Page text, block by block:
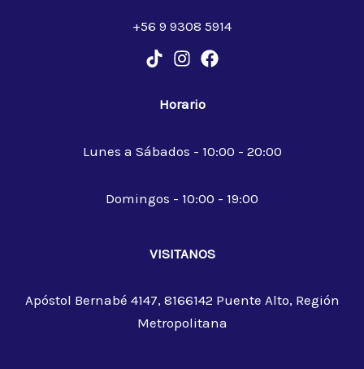
+56 9 9308 5914
Horario
Lunes a Sábados - 10:00 - 20:00
Domingos - 10:00 - 19:00
VISITANOS
Apóstol Bernabé 4147, 8166142 Puente Alto, Región
Metropolitana